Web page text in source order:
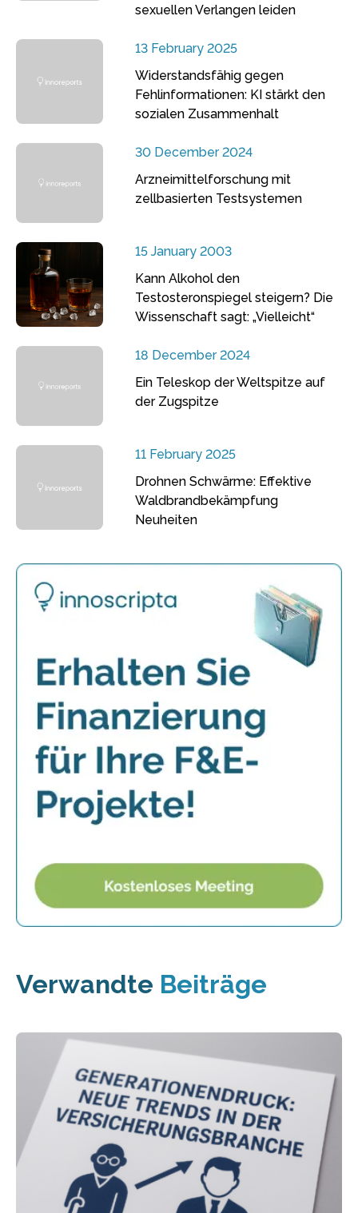
sexuellen Verlangen leiden
13 February 2025
Widerstandsfähig gegen
Fehlinformationen: KI stärkt den
sozialen Zusammenhalt
30 December 2024
Arzneimittelforschung mit
zellbasierten Testsystemen
15 January 2003
Kann Alkohol den
Testosteronspiegel steigern? Die
Wissenschaft sagt: „Vielleicht“
18 December 2024
Ein Teleskop der Weltspitze auf
der Zugspitze
11 February 2025
Drohnen Schwärme: Effektive
Waldbrandbekämpfung
Neuheiten
Verwandte Beiträge